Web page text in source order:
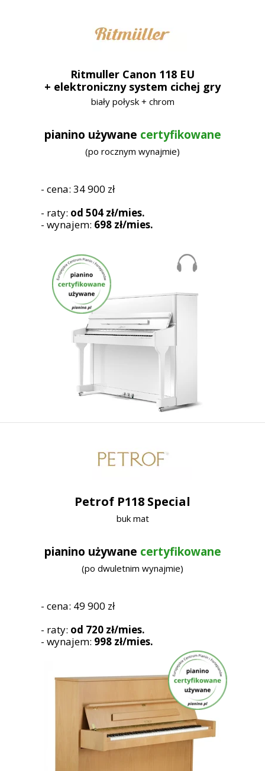
Petrof P118 Special
buk mat
pianino używane certyfikowane
(po dwuletnim wynajmie)
- cena: 49 900 zł
- raty: od 720 zł/mies.
- wynajem: 998 zł/mies.
Ritmuller Canon 118 EU
+ elektroniczny system cichej gry
biały połysk + chrom
pianino używane certyfikowane
(po rocznym wynajmie)
- cena: 34 900 zł
- raty: od 504 zł/mies.
- wynajem: 698 zł/mies.